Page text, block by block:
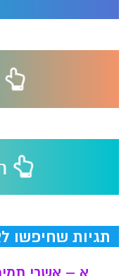
תגיות שחיפשו